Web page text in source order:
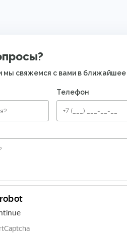
мы свяжемся с вами в ближайшее
Телефон